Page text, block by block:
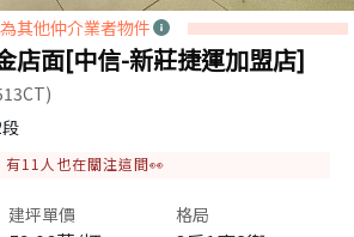
其他仲介業者物件
店面[中信-新莊捷運加盟店]
有11 人也在關注這間👀
建坪單價 格局